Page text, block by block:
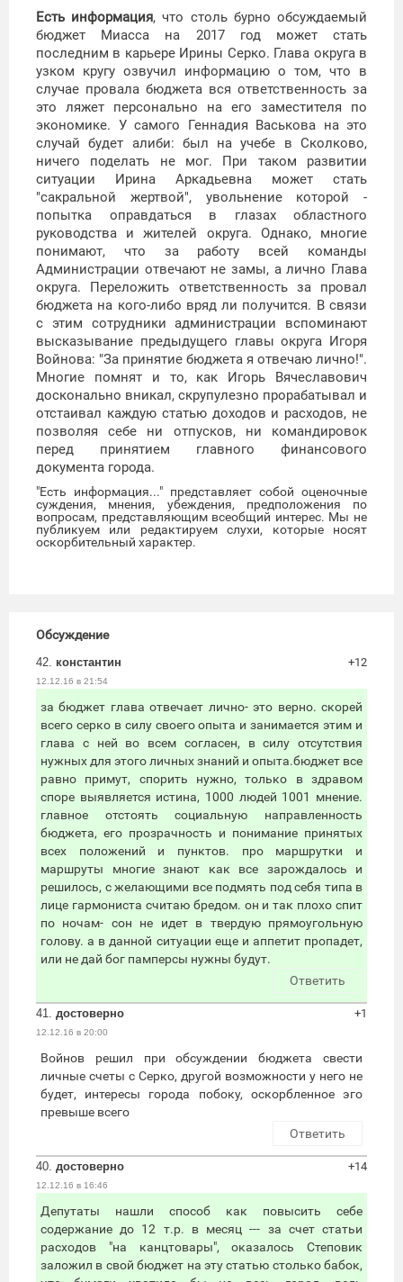
Есть информация, что столь бурно обсуждаемый
бюджет Миасса на 2017 год может стать
последним в карьере Ирины Серко. Глава округа в
узком кругу озвучил информацию о том, что в
случае провала бюджета вся ответственность за
это ляжет персонально на его заместителя по
экономике. У самого Геннадия Васькова на это
случай будет алиби: был на учебе в Сколково,
ничего поделать не мог. При таком развитии
ситуации Ирина Аркадьевна может стать
"сакральной жертвой", увольнение которой -
попытка оправдаться в глазах областного
руководства и жителей округа. Однако, многие
понимают, что за работу всей команды
Администрации отвечают не замы, а лично Глава
округа. Переложить ответственность за провал
бюджета на кого-либо вряд ли получится. В связи
с этим сотрудники администрации вспоминают
высказывание предыдущего главы округа Игоря
Войнова: "За принятие бюджета я отвечаю лично!".
Многие помнят и то, как Игорь Вячеславович
досконально вникал, скрупулезно прорабатывал и
отстаивал каждую статью доходов и расходов, не
позволяя себе ни отпусков, ни командировок
перед принятием главного финансового
документа города.
"Есть информация..." представляет собой оценочные
суждения, мнения, убеждения, предположения по
вопросам, представляющим всеобщий интерес. Мы не
публикуем или редактируем слухи, которые носят
оскорбительный характер.
Обсуждение
42. константин
12.12.16 в 21:54
+12
за бюджет глава отвечает лично- это верно. скорей
всего серко в силу своего опыта и занимается этим и
глава с ней во всем согласен, в силу отсутствия
нужных для этого личных знаний и опыта.бюджет все
равно примут, спорить нужно, только в здравом
споре выявляется истина, 1000 людей 1001 мнение.
главное отстоять социальную направленность
бюджета, его прозрачность и понимание принятых
всех положений и пунктов. про маршрутки и
маршруты многие знают как все зарождалось и
решилось, с желающими все подмять под себя типа в
лице гармониста считаю бредом. он и так плохо спит
по ночам- сон не идет в твердую прямоугольную
голову. а в данной ситуации еще и аппетит пропадет,
или не дай бог памперсы нужны будут.
Ответить
41. достоверно
12.12.16 в 20:00
+1
Войнов решил при обсуждении бюджета свести
личные счеты с Серко, другой возможности у него не
будет, интересы города побоку, оскорбленное эго
превыше всего
Ответить
40. достоверно
12.12.16 в 16:46
+14
Депутаты нашли способ как повысить себе
содержание до 12 т.р. в месяц --- за счет статьи
расходов "на канцтовары", оказалось Степовик
заложил в свой бюджет на эту статью столько бабок,